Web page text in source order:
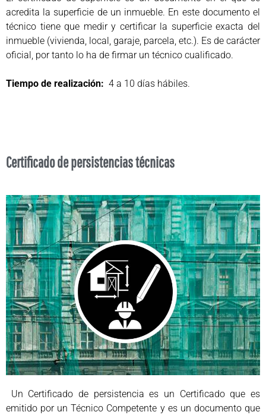
acredita la superficie de un inmueble. En este documento el
técnico tiene que medir y certificar la superficie exacta del
inmueble (vivienda, local, garaje, parcela, etc.). Es de carácter
oficial, por tanto lo ha de firmar un técnico cualificado.
Tiempo de realización: 4 a 10 días hábiles.
Certificado de persistencias técnicas
Un Certificado de persistencia es un Certificado que es
emitido por un Técnico Competente y es un documento que